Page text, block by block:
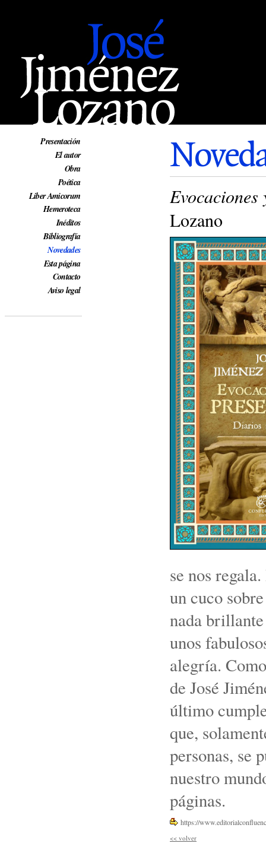
Presentación
El autor
Obra
Poética
Liber Amicorum
Hemeroteca
Inéditos
Bibliografía
Novedades
Esta página
Contacto
Aviso legal
Evocaciones
Lozano
se nos
un cuco
nada
unos
alegría.
de José
último
que,
personas, se
nuestro
páginas.
https://
<< volver